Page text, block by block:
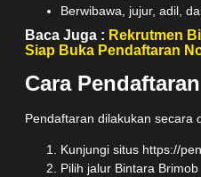
Berwibawa, jujur, adil,
Baca Juga : Rekrutmen
Siap Buka Pendaftaran
Cara Pendaftaran
Pendaftaran dilakukan secara
Kunjungi situs https://
Pilih jalur Bintara Brimob